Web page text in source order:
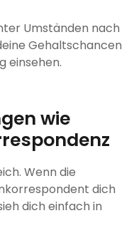
Umständen nach
Gehaltschancen
einsehen.
wie
Wenn die
dich
dich einfach in